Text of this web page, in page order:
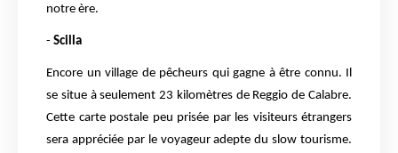
notre ère.
- Scilla
Encore un village de pêcheurs qui gagne à être connu. Il
se situe à seulement 23 kilomètres de Reggio de Calabre.
Cette carte postale peu prisée par les visiteurs étrangers
sera appréciée par le voyageur adepte du slow tourisme.